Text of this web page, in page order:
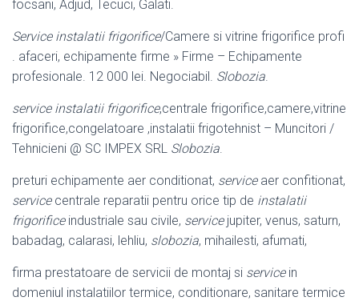
focsani, Adjud, Tecuci, Galati.
Service instalatii frigorifice/Camere si vitrine frigorifice profi
. afaceri, echipamente firme » Firme – Echipamente
profesionale. 12 000 lei. Negociabil. Slobozia.
service instalatii frigorifice,centrale frigorifice,camere,vitrine
frigorifice,congelatoare ,instalatii frigotehnist – Muncitori /
Tehnicieni @ SC IMPEX SRL Slobozia.
preturi echipamente aer conditionat, serviceaer confitionat,
servicecentrale reparatii pentru orice tip de instalatii
frigorificeindustriale sau civile, servicejupiter, venus, saturn,
babadag, calarasi, lehliu, slobozia, mihailesti, afumati,
firma prestatoare de servicii de montaj si servicein
domeniul instalatiilor termice, conditionare, sanitare termice